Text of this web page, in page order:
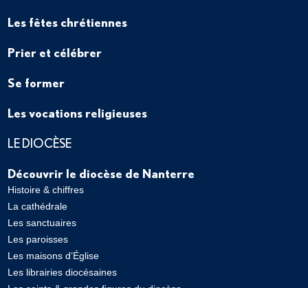
Les fêtes chrétiennes
Prier et célébrer
Se former
Les vocations religieuses
LE DIOCÈSE
Découvrir le diocèse de Nanterre
Histoire & chiffres
La cathédrale
Les sanctuaires
Les paroisses
Les maisons d’Église
Les librairies diocésaines